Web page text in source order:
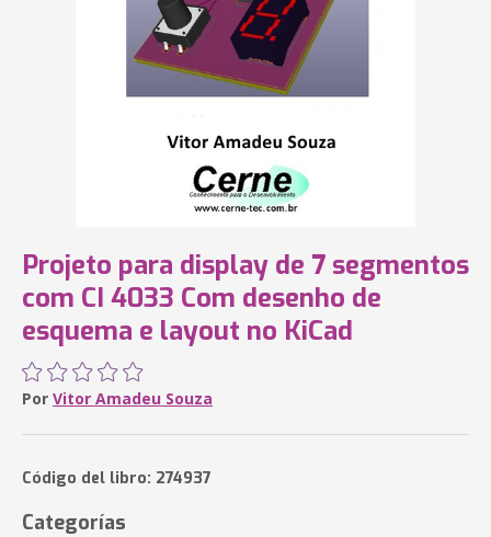
Projeto para display de 7 segmentos
com CI 4033 Com desenho de
esquema e layout no KiCad
Por Vitor Amadeu Souza
Código del libro: 274937
Categorías